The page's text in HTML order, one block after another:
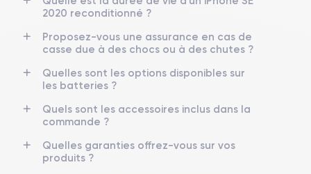
138.3×67.3×7.3 mm
Écran
IPS LCD 4.7 pouces
Résolution écran
1334 x 750 pixels
Nom de la puce
Apple A13 Bionic
2020 reconditionné ?
Proposez-vous une assurance en cas de
casse due à des chocs ou à des chutes ?
Quelles sont les options disponibles sur
les batteries ?
Quels sont les accessoires inclus dans la
commande ?
Quelles garanties offrez-vous sur vos
produits ?